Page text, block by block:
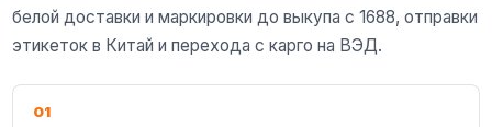
белой доставки и маркировки до выкупа с 1688, отправки
этикеток в Китай и перехода с карго на ВЭД.
01